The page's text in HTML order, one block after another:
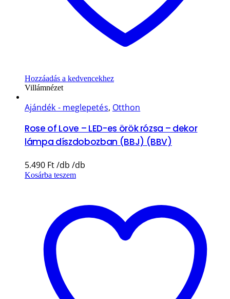
Hozzáadás a kedvencekhez
Villámnézet
Ajándék - meglepetés, Otthon
Rose of Love – LED-es örök rózsa – dekor
lámpa díszdobozban (BBJ) (BBV)
5.490 Ft
Kosárba teszem